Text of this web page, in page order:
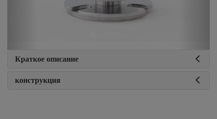
Краткое описание
конструкция